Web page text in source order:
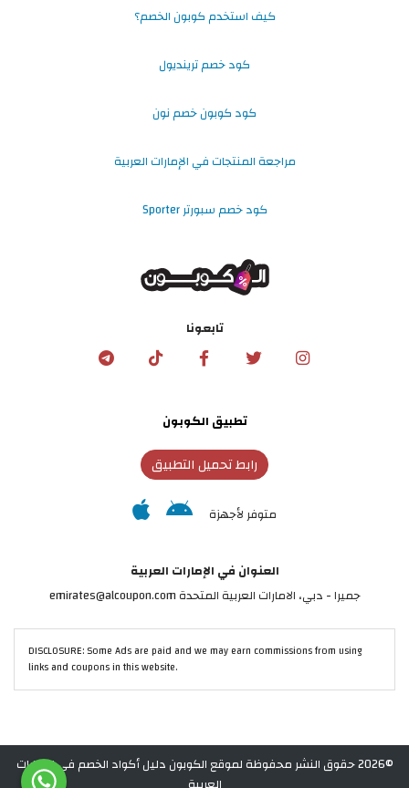
كيف استخدم كوبون الخصم؟
كود خصم ترينديول
كود كوبون خصم نون
مراجعة المنتجات في الإمارات العربية
كود خصم سبورتر Sporter
تابعونا
تطبيق الكوبون
رابط تحميل التطبيق
متوفر لأجهزة
العنوان في الإمارات العربية
جميرا - دبي، الامارات العربية المتحدة emirates@alcoupon.com
DISCLOSURE: Some Ads are paid and we may earn commissions from using
links and coupons in this website.
©2026 حقوق النشر محفوظة لموقع الكوبون دليل أكواد الخصم في الإمارات